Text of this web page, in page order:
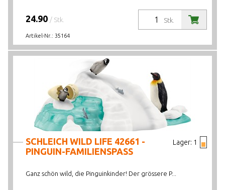
Stk.
24.90 / Stk.
Artikel-Nr.: 35164
Lager: 1
SCHLEICH WILD LIFE 42661 -
PINGUIN-FAMILIENSPASS
Ganz schön wild, die Pinguinkinder! Der grössere P...